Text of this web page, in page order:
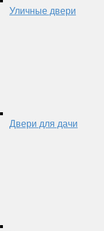
Уличные двери
Двери для дачи